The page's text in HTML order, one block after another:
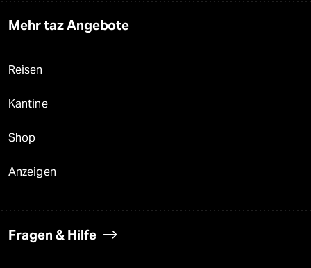
Mehr taz Angebote
Reisen
Kantine
Shop
Anzeigen
Fragen & Hilfe